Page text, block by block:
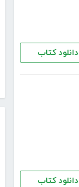
دانلود کتاب
دانلود کتاب